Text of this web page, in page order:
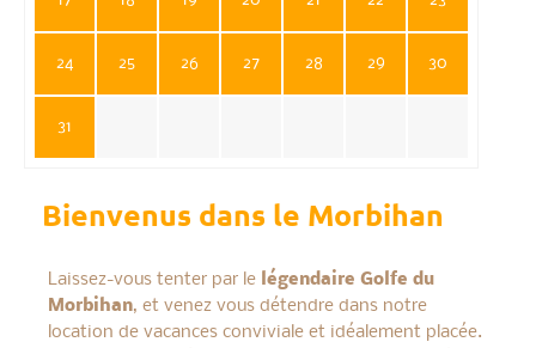
24 25 26 27 28 29 30
31
Bienvenus dans le Morbihan
Laissez-vous tenter par le légendaire Golfe du
Morbihan, et venez vous détendre dans notre
location de vacances conviviale et idéalement placée.